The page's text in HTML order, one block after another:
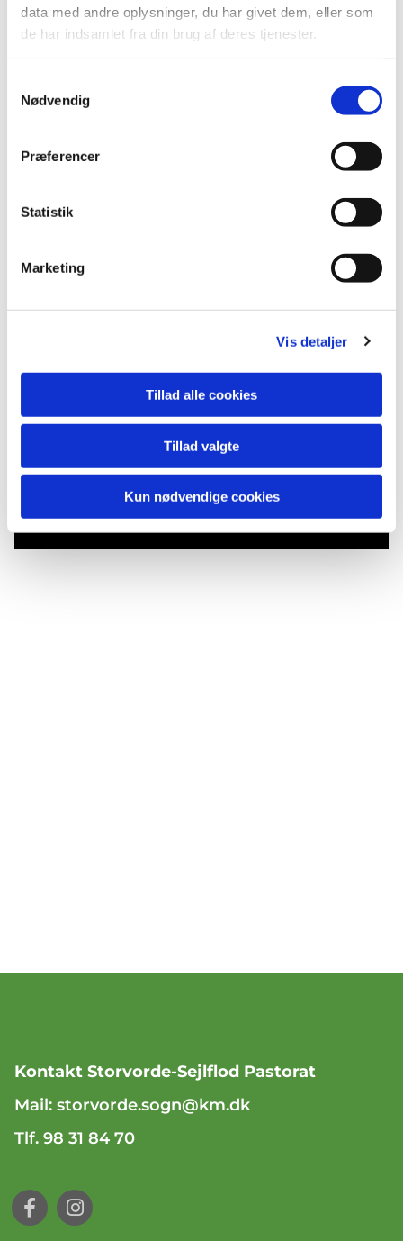
data med andre oplysninger, du har givet dem, eller som
de har indsamlet fra din brug af deres tjenester.
Nødvendig
Præferencer
Statistik
Marketing
Vis detaljer
Tillad alle cookies
Tillad valgte
Kun nødvendige cookies
alder eller sangtalent. Tilmelding ikke nødvendig.
Vi glæder os til at se dig til en hyggelig og
Du vil måske også kunne lide...
Kontakt Storvorde-Sejlflod Pastorat
Mail: storvorde.sogn@km.dk
Tlf. 98 31 84 70